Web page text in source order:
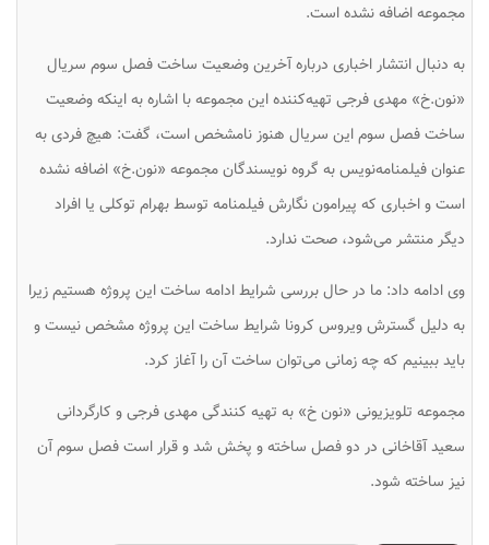
مجموعه اضافه نشده است.
به دنبال انتشار اخباری درباره آخرین وضعیت ساخت فصل سوم سریال
«نون.خ» مهدی فرجی تهیه‌کننده این مجموعه با اشاره به اینکه وضعیت
ساخت فصل سوم این سریال هنوز نامشخص است، گفت: هیچ فردی به
عنوان فیلمنامه‌نویس به گروه نویسندگان مجموعه «نون.خ» اضافه نشده
است و اخباری که پیرامون نگارش فیلمنامه توسط بهرام توکلی یا افراد
دیگر منتشر می‌شود، صحت ندارد.
وی ادامه داد: ما در حال بررسی شرایط ادامه ساخت این پروژه هستیم زیرا
به دلیل گسترش ویروس کرونا شرایط ساخت این پروژه مشخص نیست و
باید ببینیم که چه زمانی می‌توان ساخت آن را آغاز کرد.
مجموعه تلویزیونی «نون خ» به تهیه کنندگی مهدی فرجی و کارگردانی
سعید آقاخانی در دو فصل ساخته و پخش شد و قرار است فصل سوم آن
نیز ساخته شود.